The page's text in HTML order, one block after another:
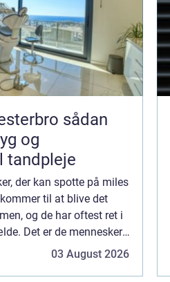
sådan
og
tandpleje
der kan spotte på miles
til at blive det
og de har oftest ret i
Det er de mennesker,
til sig, inden det er
03 August 2026